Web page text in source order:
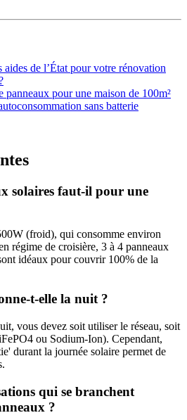
de l’État pour votre rénovation
panneaux pour une maison de 100m²
sans batterie
solaires faut-il pour une
(froid), qui consomme environ
régime de croisière, 3 à 4 panneaux
idéaux pour couvrir 100% de la
t-elle la nuit ?
vous devez soit utiliser le réseau, soit
ou Sodium-Ion). Cependant,
durant la journée solaire permet de
qui se branchent
?